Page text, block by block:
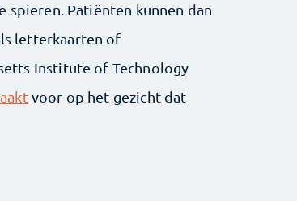
spieren. Patiënten kunnen dan
letterkaarten of
Institute of Technology
voor op het gezicht dat